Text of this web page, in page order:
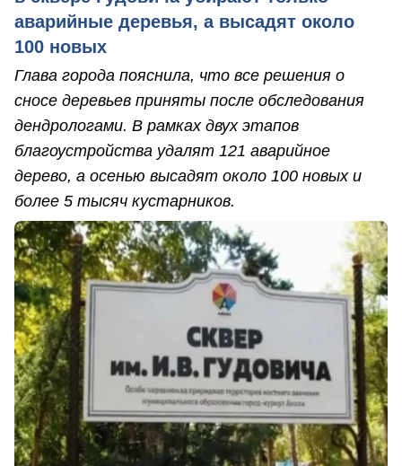
аварийные деревья, а высадят около
100 новых
Глава города пояснила, что все решения о
сносе деревьев приняты после обследования
дендрологами. В рамках двух этапов
благоустройства удалят 121 аварийное
дерево, а осенью высадят около 100 новых и
более 5 тысяч кустарников.